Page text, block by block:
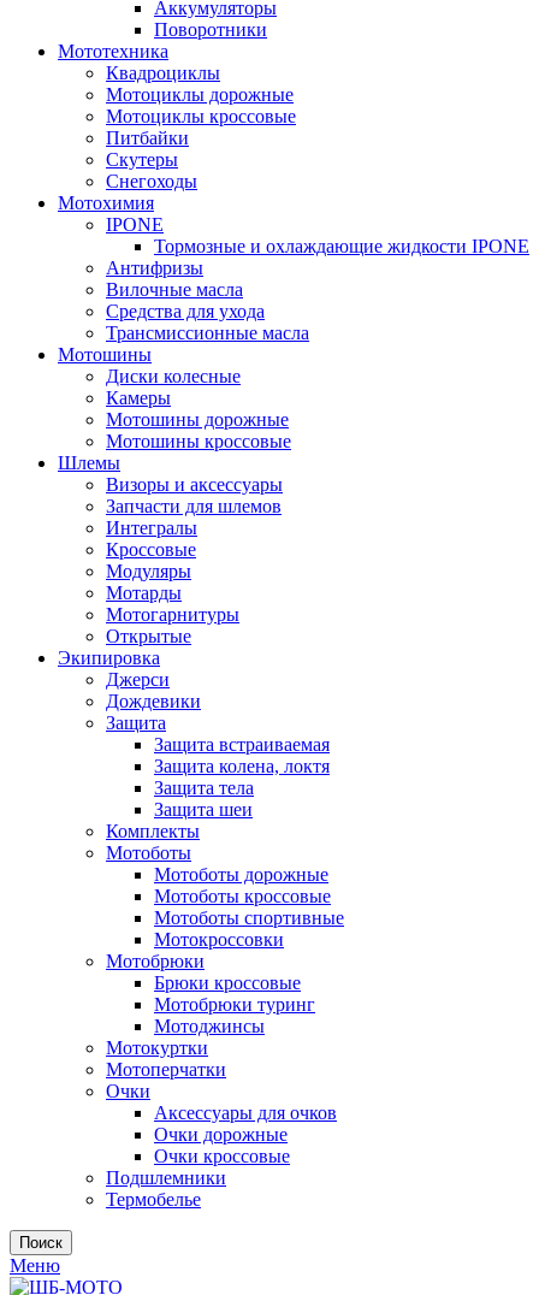
Аккумуляторы
Поворотники
Мототехника
Квадроциклы
Мотоциклы дорожные
Мотоциклы кроссовые
Питбайки
Скутеры
Снегоходы
Мотохимия
IPONE
Тормозные и охлаждающие жидкости IPONE
Антифризы
Вилочные масла
Средства для ухода
Трансмиссионные масла
Мотошины
Диски колесные
Камеры
Мотошины дорожные
Мотошины кроссовые
Шлемы
Визоры и аксессуары
Запчасти для шлемов
Интегралы
Кроссовые
Модуляры
Мотарды
Мотогарнитуры
Открытые
Экипировка
Джерси
Дождевики
Защита
Защита встраиваемая
Защита колена, локтя
Защита тела
Защита шеи
Комплекты
Мотоботы
Мотоботы дорожные
Мотоботы кроссовые
Мотоботы спортивные
Мотокроссовки
Мотобрюки
Брюки кроссовые
Мотобрюки туринг
Мотоджинсы
Мотокуртки
Мотоперчатки
Очки
Аксессуары для очков
Очки дорожные
Очки кроссовые
Подшлемники
Термобелье
Поиск
Меню